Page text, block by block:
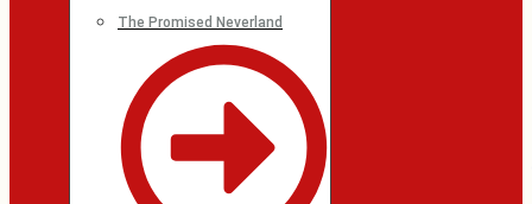
The Promised Neverland